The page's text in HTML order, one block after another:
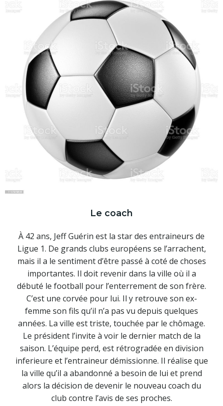
Le coach
À 42 ans, Jeff Guérin est la star des entraineurs de
Ligue 1. De grands clubs européens se l’arrachent,
mais il a le sentiment d’être passé à coté de choses
importantes. Il doit revenir dans la ville où il a
débuté le football pour l’enterrement de son frère.
C’est une corvée pour lui. Il y retrouve son ex-
femme son fils qu’il n’a pas vu depuis quelques
années. La ville est triste, touchée par le chômage.
Le président l’invite à voir le dernier match de la
saison. L’équipe perd, est rétrogradée en division
inferieure et l’entraineur démissionne. Il réalise que
la ville qu’il a abandonné a besoin de lui et prend
alors la décision de devenir le nouveau coach du
club contre l’avis de ses proches.